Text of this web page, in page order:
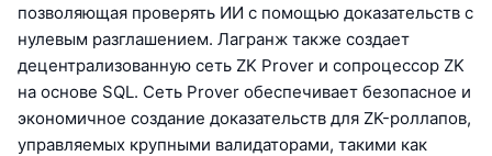
позволяющая проверять ИИ с помощью доказательств с
нулевым разглашением. Лагранж также создает
децентрализованную сеть ZK Prover и сопроцессор ZK
на основе SQL. Сеть Prover обеспечивает безопасное и
экономичное создание доказательств для ZK-роллапов,
управляемых крупными валидаторами, такими как